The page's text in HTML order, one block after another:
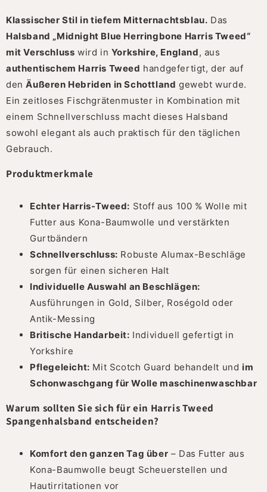
Klassischer Stil in tiefem Mitternachtsblau. Das
Halsband „Midnight Blue Herringbone Harris Tweed“
mit Verschluss wird in Yorkshire, England, aus
authentischem Harris Tweed handgefertigt, der auf
denÄußeren Hebriden in Schottland gewebt wurde.
Ein zeitloses Fischgrätenmuster in Kombination mit
einem Schnellverschluss macht dieses Halsband
sowohl elegant als auch praktisch für den täglichen
Gebrauch.
Produktmerkmale
Echter Harris-Tweed: Stoff aus 100 % Wolle mit
Futter aus Kona-Baumwolle und verstärkten
Gurtbändern
Schnellverschluss: Robuste Alumax-Beschläge
sorgen für einen sicheren Halt
Individuelle Auswahl an Beschlägen:
Ausführungen in Gold, Silber, Roségold oder
Antik-Messing
Britische Handarbeit: Individuell gefertigt in
Yorkshire
Pflegeleicht: Mit Scotch Guard behandelt und im
Schonwaschgang für Wolle maschinenwaschbar
Warum sollten Sie sich für ein Harris Tweed
Spangenhalsband entscheiden?
Komfort den ganzen Tag über – Das Futter aus
Kona-Baumwolle beugt Scheuerstellen und
Hautirritationen vor